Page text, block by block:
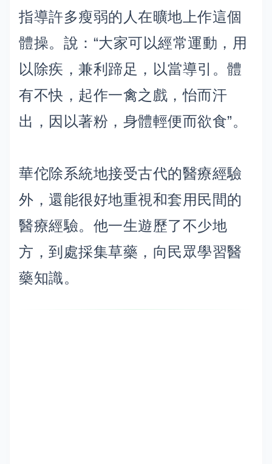
指導許多瘦弱的人在曠地上作這個
體操。說：“大家可以經常運動，用
以除疾，兼利蹄足，以當導引。體
有不快，起作一禽之戲，怡而汗
出，因以著粉，身體輕便而欲食”。
華佗除系統地接受古代的醫療經驗
外，還能很好地重視和套用民間的
醫療經驗。他一生遊歷了不少地
方，到處採集草藥，向民眾學習醫
藥知識。